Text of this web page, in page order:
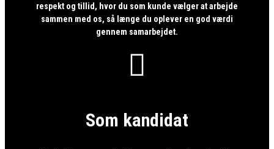
respekt og tillid, hvor du som kunde vælger at arbejde
sammen med os, så længe du oplever en god værdi
gennem samarbejdet.

Som kandidat